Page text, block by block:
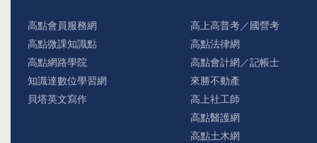
高點會員服務網
高點微課知識點
高點網路學院
知識達數位學習網
貝塔英文寫作
高上高普考／國營考
高點法律網
高點會計網／記帳士
來勝不動產
高上社工師
高點醫護網
高點土木網